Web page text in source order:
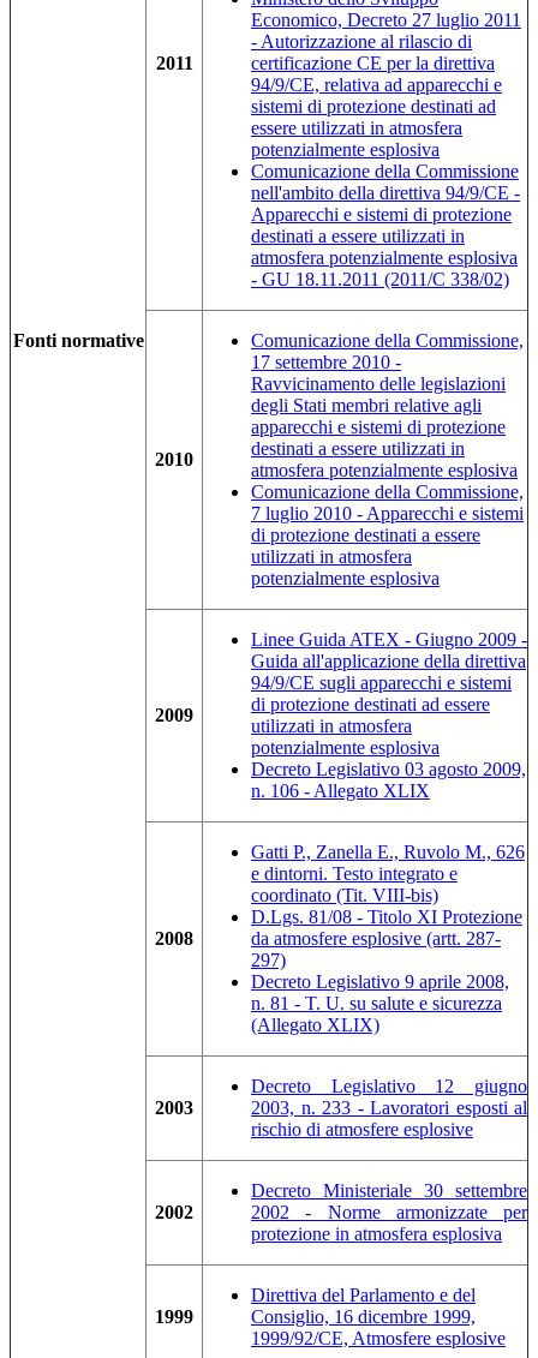
Fonti normative
2011
Economico, Decreto 27 luglio 2011
- Autorizzazione al rilascio di
certificazione CE per la direttiva
94/9/CE, relativa ad apparecchi e
sistemi di protezione destinati ad
essere utilizzati in atmosfera
potenzialmente esplosiva
Comunicazione della Commissione
nell'ambito della direttiva 94/9/CE -
Apparecchi e sistemi di protezione
destinati a essere utilizzati in
atmosfera potenzialmente esplosiva
- GU 18.11.2011 (2011/C 338/02)
2010
Comunicazione della Commissione,
17 settembre 2010 -
Ravvicinamento delle legislazioni
degli Stati membri relative agli
apparecchi e sistemi di protezione
destinati a essere utilizzati in
atmosfera potenzialmente esplosiva
Comunicazione della Commissione,
7 luglio 2010 - Apparecchi e sistemi
di protezione destinati a essere
utilizzati in atmosfera
potenzialmente esplosiva
2009
Linee Guida ATEX - Giugno 2009 -
Guida all'applicazione della direttiva
94/9/CE sugli apparecchi e sistemi
di protezione destinati ad essere
utilizzati in atmosfera
potenzialmente esplosiva
Decreto Legislativo 03 agosto 2009,
n. 106 - Allegato XLIX
2008
Gatti P., Zanella E., Ruvolo M., 626
e dintorni. Testo integrato e
coordinato (Tit. VIII-bis)
D.Lgs. 81/08 - Titolo XI Protezione
da atmosfere esplosive (artt. 287-
297)
Decreto Legislativo 9 aprile 2008,
n. 81 - T. U. su salute e sicurezza
(Allegato XLIX)
2003
Decreto Legislativo 12 giugno
2003, n. 233 - Lavoratori esposti al
rischio di atmosfere esplosive
2002
Decreto Ministeriale 30 settembre
2002 - Norme armonizzate per
protezione in atmosfera esplosiva
1999
Direttiva del Parlamento e del
Consiglio, 16 dicembre 1999,
1999/92/CE, Atmosfere esplosive